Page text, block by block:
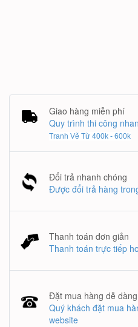
Giao hàng miễn phí
Quy trình thi công
Tranh Vẽ Từ 400k - 600k
Đổi trả nhanh chóng
Được đổi trả hàng
Thanh toán đơn giản
Thanh toán trực tiếp
Đặt mua hàng dễ dàng
Quý khách đặt mua
website